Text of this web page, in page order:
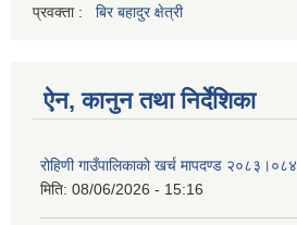
प्रवक्ता : बिर बहादुर क्षेत्री
ऐन, कानुन तथा निर्देशिका
रोहिणी गाउँपालिकाको खर्च मापदण्ड २०८३।०८४
मिति: 08/06/2026 - 15:16